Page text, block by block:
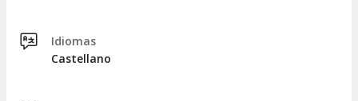
Idiomas
Castellano